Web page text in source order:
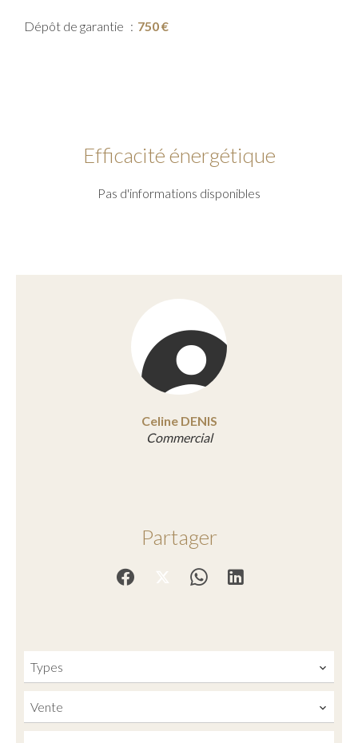
Dépôt de garantie 750 €
Efficacité énergétique
Pas d'informations disponibles
Celine DENIS
Commercial
Partager
Types
Vente